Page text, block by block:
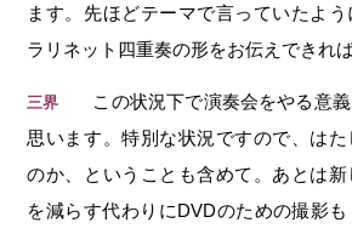
ます。先ほどテーマで言っていたよ
ラリネット四重奏の形をお伝えできれ
三界
この状況下で演奏会をやる意
思います。特別な状況ですので、は
のか、ということも含めて。あとは
を減らす代わりにDVDのための撮影